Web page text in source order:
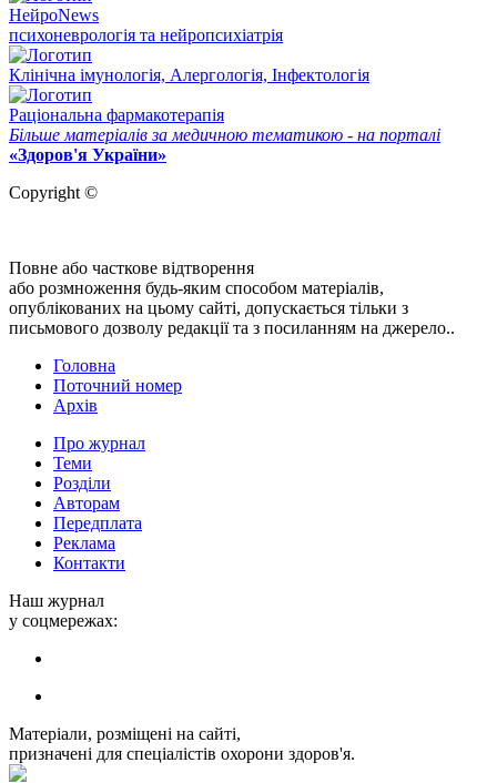
НейроNews
психоневрологія та нейропсихіатрія
Клінічна імунологія, Алергологія, Інфектологія
Раціональна фармакотерапія
Більше матеріалів за медичною тематикою - на порталі
«Здоров'я України»
Copyright ©
Повне або часткове відтворення
або розмноження будь-яким способом матеріалів,
опублікованих на цьому сайті, допускається тільки з
письмового дозволу редакції та з посиланням на джерело..
Головна
Поточний номер
Архів
Про журнал
Теми
Розділи
Авторам
Передплата
Реклама
Контакти
Наш журнал
у соцмережах:
Матеріали, розміщені на сайті,
призначені для спеціалістів охорони здоров'я.